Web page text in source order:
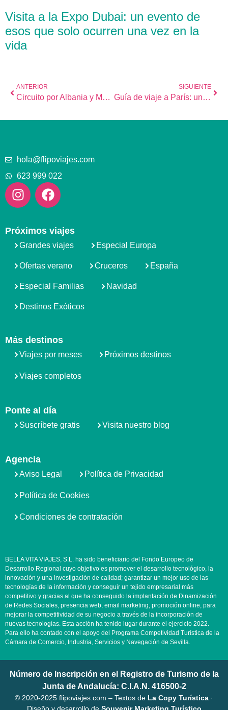
Visita a la Expo Dubai: un evento de
esos que solo ocurren una vez en la
vida
ANTERIOR
Circuito por Albania y Macedonia [20 jul] *COMPLETO*
SIGUIENTE
Guía de viaje a París: una ciudad de lujo a tu alcance
hola@flipoviajes.com
623 999 022
Próximos viajes
Grandes viajes Especial Europa
Ofertas verano Cruceros España
Especial Familias Navidad
Destinos Exóticos
Más destinos
Viajes por meses Próximos destinos
Viajes completos
Ponte al día
Suscríbete gratis Visita nuestro blog
Agencia
Aviso Legal Política de Privacidad
Política de Cookies
Condiciones de contratación
BELLA VITA VIAJES, S.L. ha sido beneficiario del Fondo Europeo de
Desarrollo Regional cuyo objetivo es promover el desarrollo tecnológico, la
innovación y una investigación de calidad; garantizar un mejor uso de las
tecnologías de la información y conseguir un tejido empresarial más
competitivo y gracias al que ha conseguido la implantación de Dinamización
de Redes Sociales, presencia web, email marketing, promoción online, para
mejorar la competitividad de su negocio a través de la incorporación de
nuevas tecnologías. Esta acción ha tenido lugar durante el ejercicio 2022.
Para ello ha contado con el apoyo del Programa Competividad Turística de la
Cámara de Comercio, Industria, Servicios y Navegación de Sevilla.
Número de Inscripción en el Registro de Turismo de la
Junta de Andalucía: C.I.A.N. 416500-2
©️ 2020-2025 flipoviajes.com – Textos de La Copy Turística ·
Diseño y desarrollo de Souvenir Marketing Turístico